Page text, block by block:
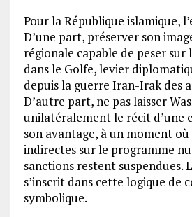
Pour la République islamique,
D’une part, préserver son
régionale capable de peser
dans le Golfe, levier
depuis la guerre Iran-Irak des
D’autre part, ne pas laisser
unilatéralement le récit d’une
son avantage, à un moment
indirectes sur le programme
sanctions restent suspendues.
s’inscrit dans cette logique de
symbolique.